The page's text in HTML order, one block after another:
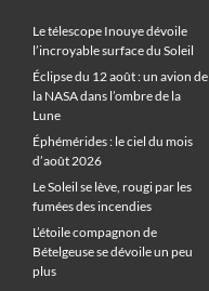
Le télescope Inouye dévoile
l’incroyable surface du Soleil
Éclipse du 12 août : un avion de
la NASA dans l’ombre de la
Lune
Éphémérides : le ciel du mois
d’août 2026
Le Soleil se lève, rougi par les
fumées des incendies
L’étoile compagnon de
Bételgeuse se dévoile un peu
plus